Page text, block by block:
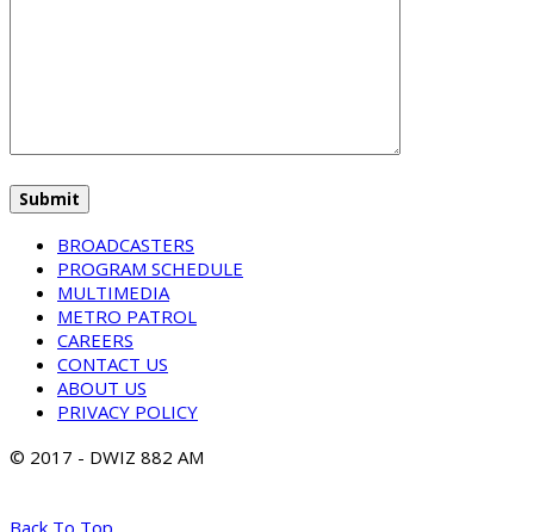
BROADCASTERS
PROGRAM SCHEDULE
MULTIMEDIA
METRO PATROL
CAREERS
CONTACT US
ABOUT US
PRIVACY POLICY
© 2017 - DWIZ 882 AM
Back To Top